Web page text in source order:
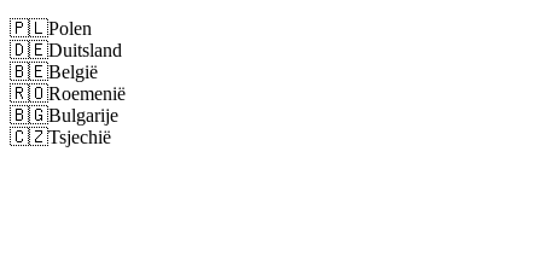
🇵🇱Polen
🇩🇪Duitsland
🇧🇪België
🇷🇴Roemenië
🇧🇬Bulgarije
🇨🇿Tsjechië